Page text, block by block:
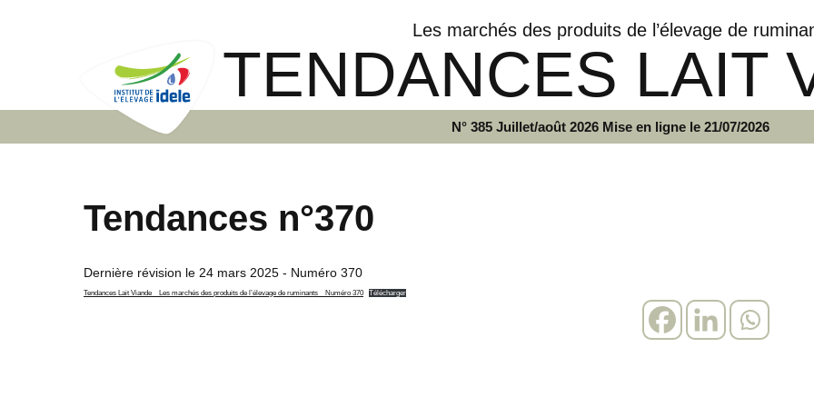
Les marchés des produits de l’élevage de
TENDANCES LAIT
N° 385 Juillet/août 2026 Mise en ligne le 21/07/2026
Tendances n°370
Dernière révision le 24 mars 2025 - Numéro 370
Tendances Lait Viande _ Les marchés des produits de l’élevage de ruminants _ Numéro 370 Télécharger